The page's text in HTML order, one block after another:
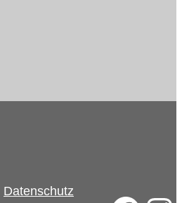
Datenschutz